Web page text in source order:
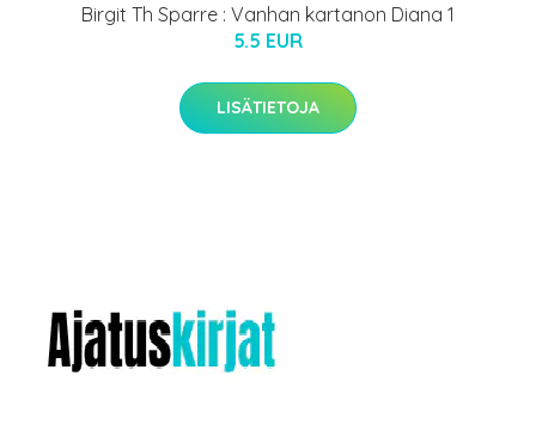
Birgit Th Sparre : Vanhan kartanon Diana 1
5.5 EUR
LISÄTIETOJA